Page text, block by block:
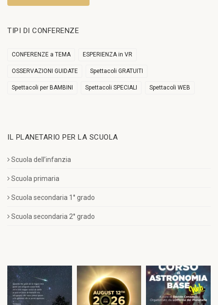
TIPI DI CONFERENZE
CONFERENZE a TEMA ESPERIENZA in VR
OSSERVAZIONI GUIDATE Spettacoli GRATUITI
Spettacoli per BAMBINI Spettacoli SPECIALI Spettacoli WEB
IL PLANETARIO PER LA SCUOLA
Scuola dell’infanzia
Scuola primaria
Scuola secondaria 1° grado
Scuola secondaria 2° grado